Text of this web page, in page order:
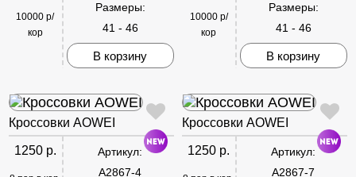
10000 р/
кор
Размеры:
41 - 46
В корзину
10000 р/
кор
Размеры:
41 - 46
В корзину
Кроссовки AOWEI
1250 р.
Артикул:
A2867-4
Кроссовки AOWEI
1250 р.
Артикул:
A2867-7